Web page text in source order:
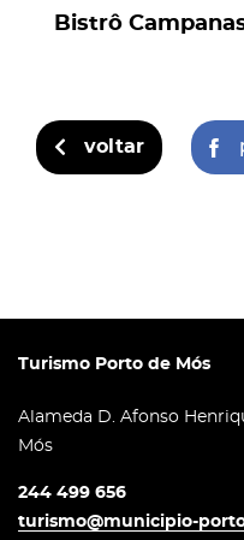
Bistrô
voltar
Turismo Porto de Mós
Alameda D. Afonso
Mós
244 499 656
turismo@municipio-